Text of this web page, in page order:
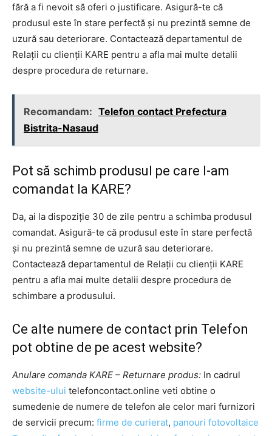
fără a fi nevoit să oferi o justificare. Asigură-te că
produsul este în stare perfectă și nu prezintă semne de
uzură sau deteriorare. Contactează departamentul de
Relații cu clienții KARE pentru a afla mai multe detalii
despre procedura de returnare.
Recomandam: Telefon contact Prefectura
Bistrita-Nasaud
Pot să schimb produsul pe care l-am
comandat la KARE?
Da, ai la dispoziție 30 de zile pentru a schimba produsul
comandat. Asigură-te că produsul este în stare perfectă
și nu prezintă semne de uzură sau deteriorare.
Contactează departamentul de Relații cu clienții KARE
pentru a afla mai multe detalii despre procedura de
schimbare a produsului.
Ce alte numere de contact prin Telefon
pot obtine de pe acest website?
Anulare comanda KARE – Returnare produs: In cadrul
website-ului telefoncontact.online veti obtine o
sumedenie de numere de telefon ale celor mari furnizori
de servicii precum: firme de curierat, panouri fotovoltaice